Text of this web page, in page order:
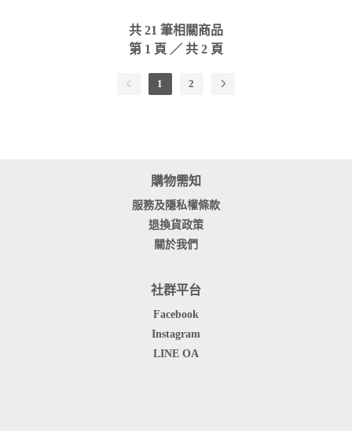
共 21 筆相關商品
第 1 頁 ／ 共 2頁
1 2
購物需知
服務及隱私權條款
退換貨政策
關於我們
社群平台
Facebook
Instagram
LINE OA